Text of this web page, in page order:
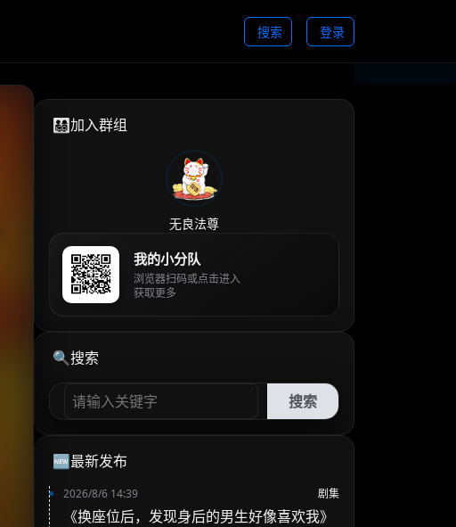
搜索 登录
👨‍👩‍👧‍👦加入群组
无良法尊
我的小分队
浏览器扫码或点击进入
获取更多
🔍搜索
搜索
🆕最新发布
2026/8/6 14:39 剧集
《换座位后，发现身后的男生好像喜欢我》